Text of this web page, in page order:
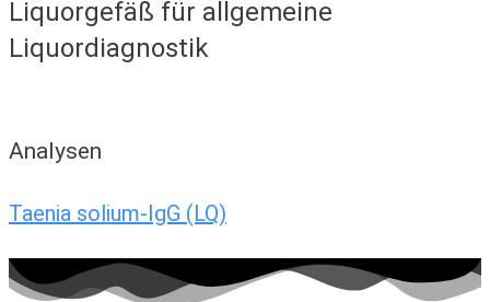
Liquorgefäß für allgemeine
Liquordiagnostik
Analysen
Taenia solium-IgG (LQ)